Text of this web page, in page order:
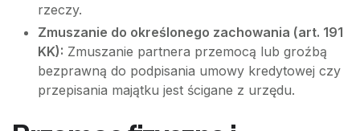
rzeczy.
Zmuszanie do określonego zachowania (art. 191
KK): Zmuszanie partnera przemocą lub groźbą
bezprawną do podpisania umowy kredytowej czy
przepisania majątku jest ścigane z urzędu.